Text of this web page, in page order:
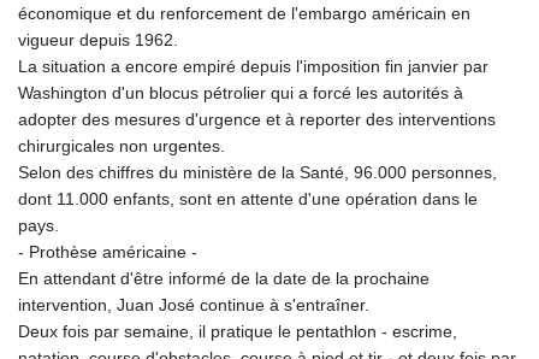
économique et du renforcement de l'embargo américain en
vigueur depuis 1962.
La situation a encore empiré depuis l'imposition fin janvier par
Washington d'un blocus pétrolier qui a forcé les autorités à
adopter des mesures d'urgence et à reporter des interventions
chirurgicales non urgentes.
Selon des chiffres du ministère de la Santé, 96.000 personnes,
dont 11.000 enfants, sont en attente d'une opération dans le
pays.
- Prothèse américaine -
En attendant d'être informé de la date de la prochaine
intervention, Juan José continue à s'entraîner.
Deux fois par semaine, il pratique le pentathlon - escrime,